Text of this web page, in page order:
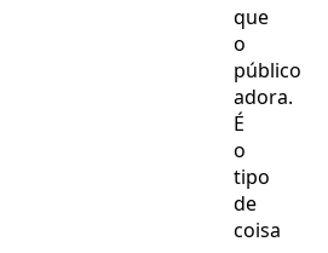
que
o
público
adora.
É
o
tipo
de
coisa